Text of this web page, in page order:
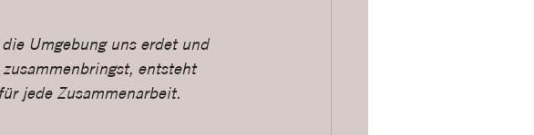
Umgebung uns erdet und
entsteht
jede Zusammenarbeit.